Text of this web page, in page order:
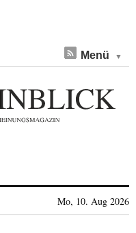
Menü
Mo, 10. Aug 2026